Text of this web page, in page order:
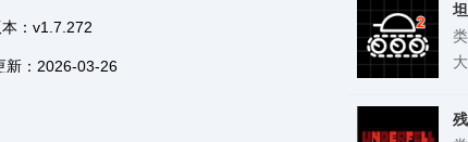
本：v1.7.272
新：2026-03-26